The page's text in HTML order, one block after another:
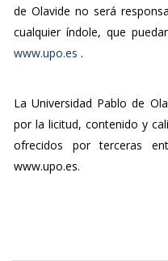
de Olavide no será
cualquier índole, que
www.upo.es .
La Universidad Pablo de
por la licitud, contenido y
ofrecidos por terceras
www.upo.es.